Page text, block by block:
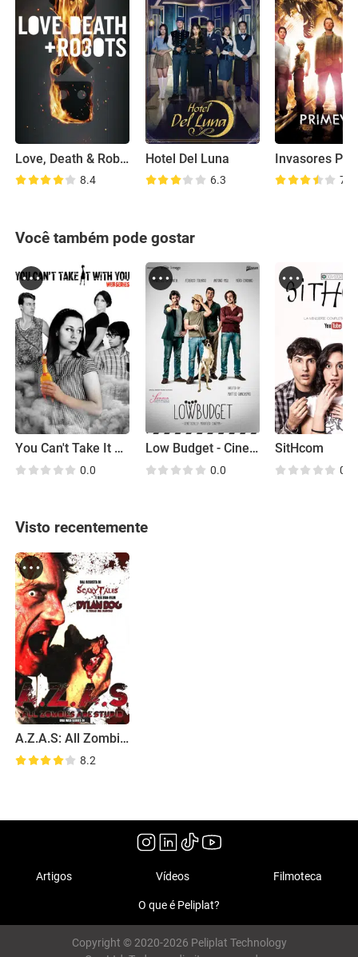
Love, Death & Robots
8.4
Hotel Del Luna
6.3 7.7
Você também pode gostar
You Can't Take It with You
0.0
Low Budget - Cinema Geneticamente Modificato
0.0
SitHcom
0.0
Visto recentemente
A.Z.A.S: All Zombies Are Stupid
8.2
Artigos Vídeos Filmoteca
O que é Peliplat?
Copyright © 2020-2026 Peliplat Technology